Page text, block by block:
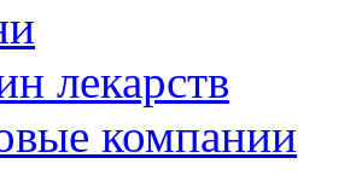
лекарств
компании